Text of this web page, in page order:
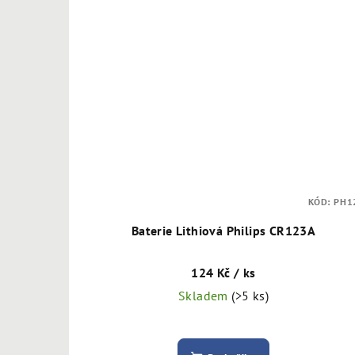
Baterie Lithiová Philips CR123A
124 Kč/ ks
Skladem (>5 ks)
KÓD: